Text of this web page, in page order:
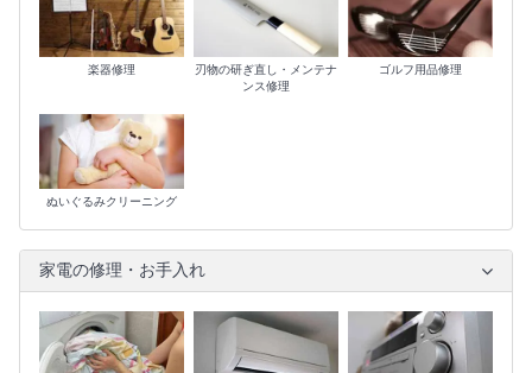
楽器修理
刃物の研ぎ直し・メンテナ
ンス修理
ゴルフ用品修理
ぬいぐるみクリーニング
家電の修理・お手入れ